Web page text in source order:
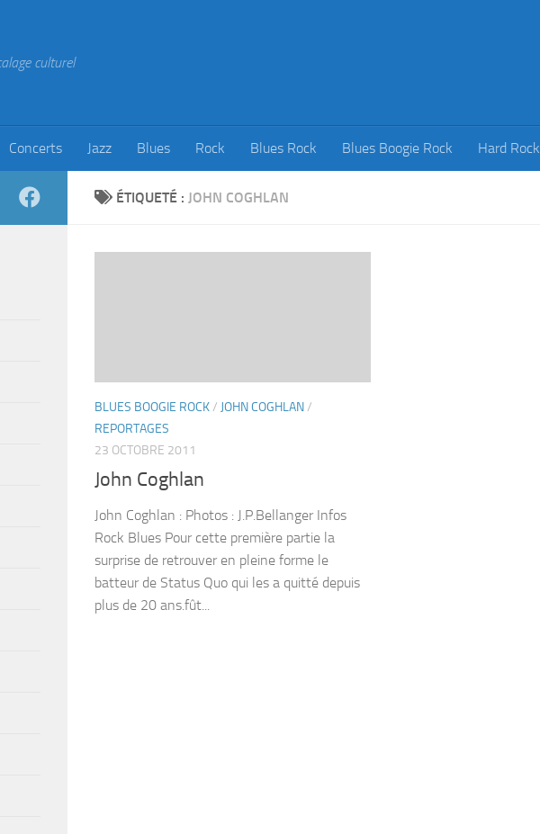
culturel
Concerts Jazz Blues Rock Blues Rock Blues Boogie Rock Hard Rock
ÉTIQUETÉ : JOHN COGHLAN
BLUES BOOGIE ROCK/ JOHN COGHLAN/
REPORTAGES
23 OCTOBRE 2011
John Coghlan
John Coghlan : Photos : J.P.Bellanger Infos
Rock Blues Pour cette première partie la
surprise de retrouver en pleine forme le
batteur de Status Quo qui les a quitté depuis
plus de 20 ans.fût...